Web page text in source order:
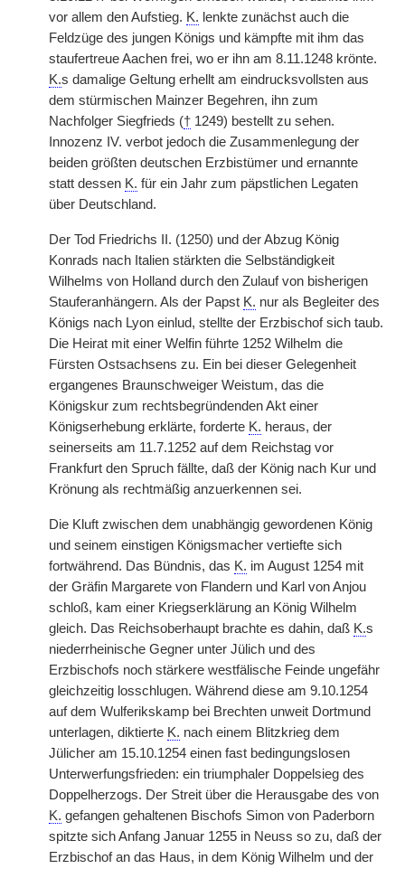
vor allem den Aufstieg. K. lenkte zunächst auch die
Feldzüge des jungen Königs und kämpfte mit ihm das
staufertreue Aachen frei, wo er ihn am 8.11.1248 krönte.
K.s damalige Geltung erhellt am eindrucksvollsten aus
dem stürmischen Mainzer Begehren, ihn zum
Nachfolger Siegfrieds († 1249) bestellt zu sehen.
Innozenz IV. verbot jedoch die Zusammenlegung der
beiden größten deutschen Erzbistümer und ernannte
statt dessen K. für ein Jahr zum päpstlichen Legaten
über Deutschland.
Der Tod Friedrichs II. (1250) und der Abzug König
Konrads nach Italien stärkten die Selbständigkeit
Wilhelms von Holland durch den Zulauf von bisherigen
Stauferanhängern. Als der Papst K. nur als Begleiter des
Königs nach Lyon einlud, stellte der Erzbischof sich taub.
Die Heirat mit einer Welfin führte 1252 Wilhelm die
Fürsten Ostsachsens zu. Ein bei dieser Gelegenheit
ergangenes Braunschweiger Weistum, das die
Königskur zum rechtsbegründenden Akt einer
Königserhebung erklärte, forderte K. heraus, der
seinerseits am 11.7.1252 auf dem Reichstag vor
Frankfurt den Spruch fällte, daß der König nach Kur und
Krönung als rechtmäßig anzuerkennen sei.
Die Kluft zwischen dem unabhängig gewordenen König
und seinem einstigen Königsmacher vertiefte sich
fortwährend. Das Bündnis, das K. im August 1254 mit
der Gräfin Margarete von Flandern und Karl von Anjou
schloß, kam einer Kriegserklärung an König Wilhelm
gleich. Das Reichsoberhaupt brachte es dahin, daß K.s
niederrheinische Gegner unter Jülich und des
Erzbischofs noch stärkere westfälische Feinde ungefähr
gleichzeitig losschlugen. Während diese am 9.10.1254
auf dem Wulferikskamp bei Brechten unweit Dortmund
unterlagen, diktierte K. nach einem Blitzkrieg dem
Jülicher am 15.10.1254 einen fast bedingungslosen
Unterwerfungsfrieden: ein triumphaler Doppelsieg des
Doppelherzogs. Der Streit über die Herausgabe des von
K. gefangen gehaltenen Bischofs Simon von Paderborn
spitzte sich Anfang Januar 1255 in Neuss so zu, daß der
Erzbischof an das Haus, in dem König Wilhelm und der